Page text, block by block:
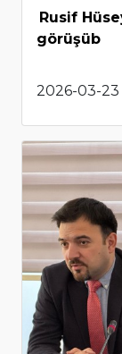
Rusif
görüşüb
2026-03-23